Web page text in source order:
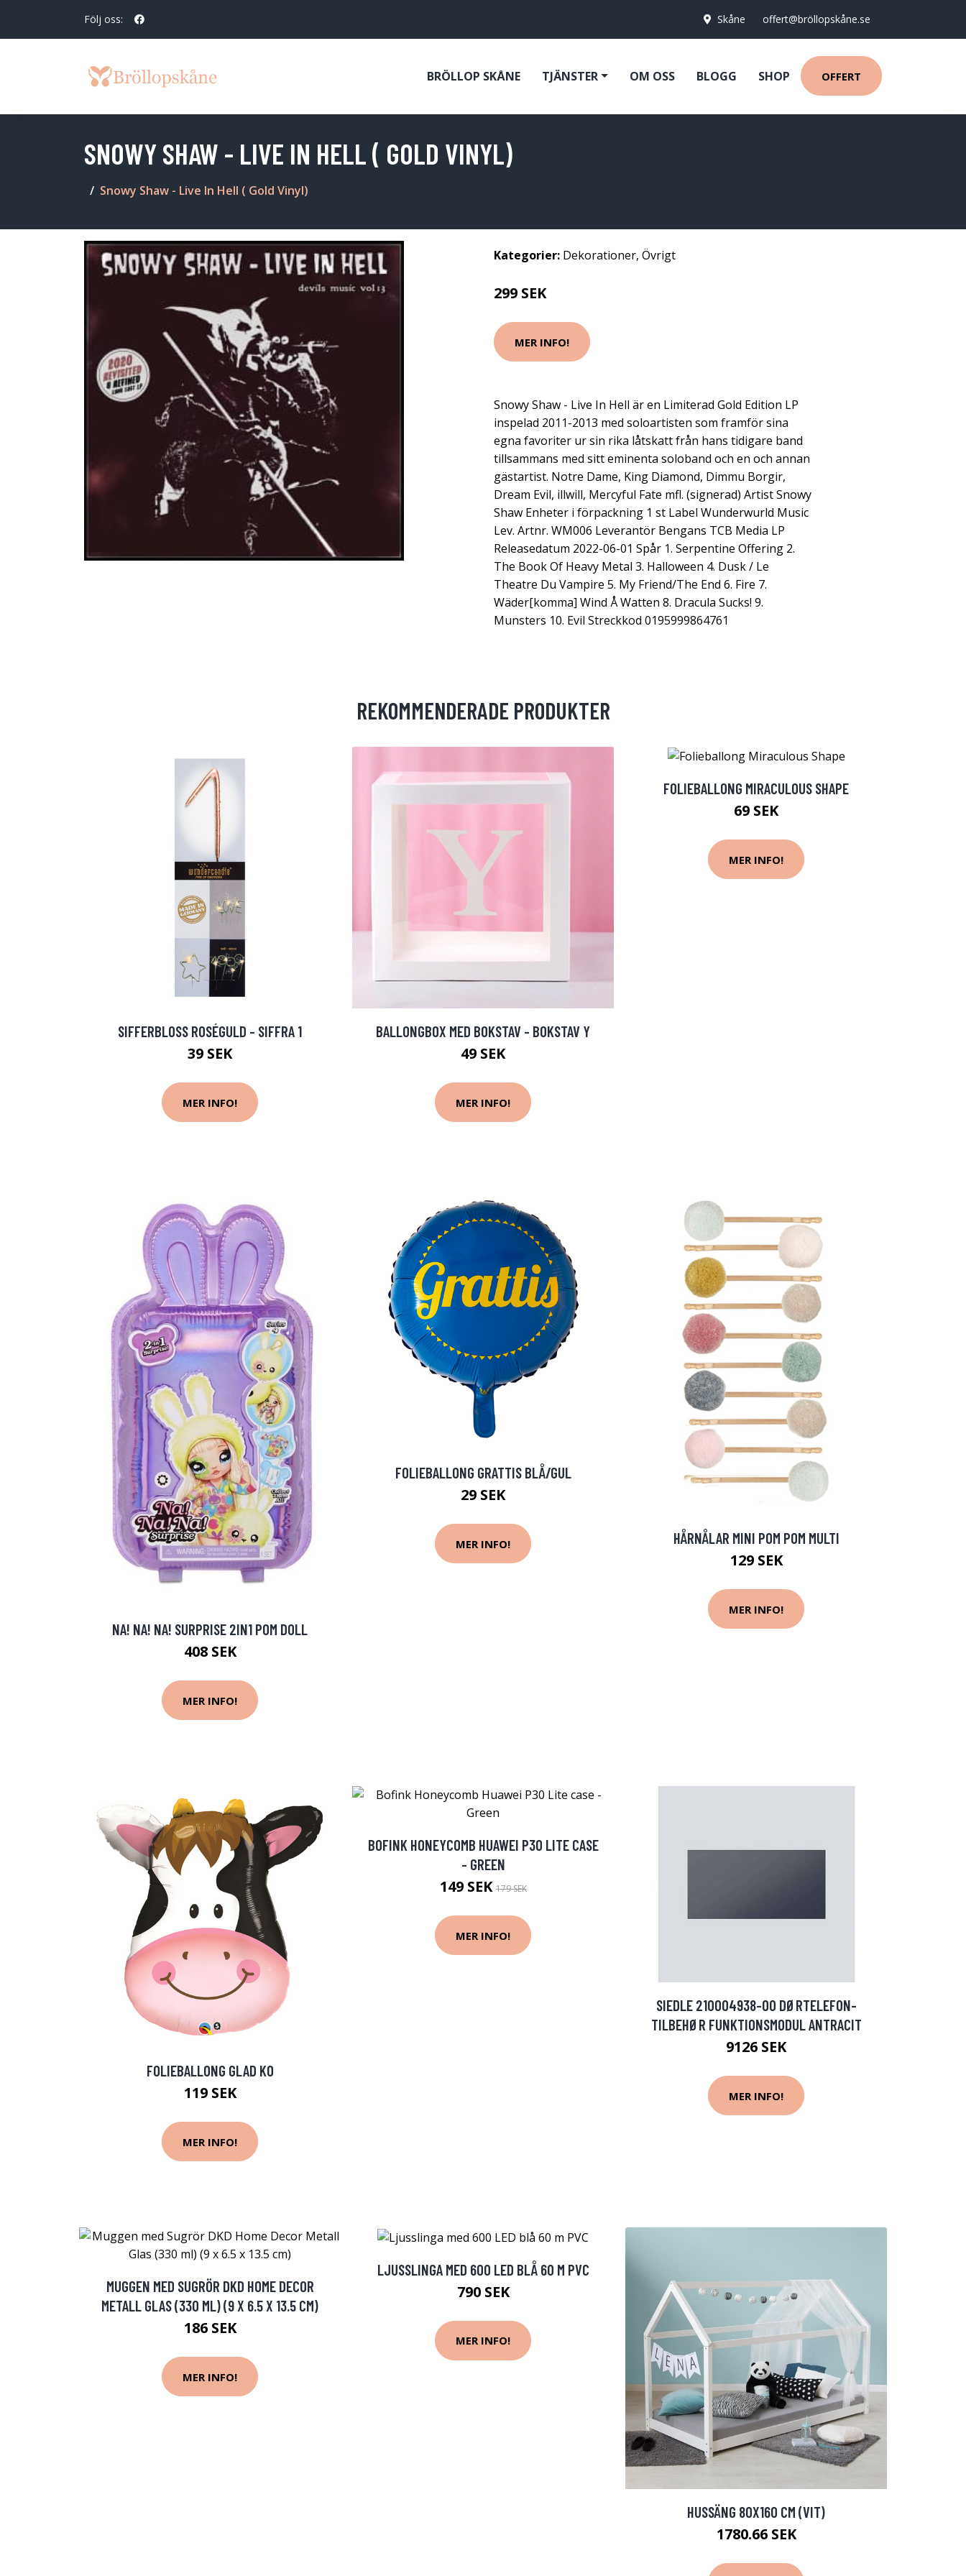
Följ oss: Skåne offert@bröllopskåne.se
BRÖLLOP SKÅNE TJÄNSTER OM OSS BLOGG SHOP OFFERT
SNOWY SHAW - LIVE IN HELL ( GOLD VINYL)
Snowy Shaw - Live In Hell ( Gold Vinyl)
Kategorier: Dekorationer, Övrigt
299 SEK
MER INFO!
Snowy Shaw - Live In Hell är en Limiterad Gold Edition LP
inspelad 2011-2013 med soloartisten som framför sina
egna favoriter ur sin rika låtskatt från hans tidigare band
tillsammans med sitt eminenta soloband och en och annan
gästartist. Notre Dame, King Diamond, Dimmu Borgir,
Dream Evil, illwill, Mercyful Fate mfl. (signerad) Artist Snowy
Shaw Enheter i förpackning 1 st Label Wunderwurld Music
Lev. Artnr. WM006 Leverantör Bengans TCB Media LP
Releasedatum 2022-06-01 Spår 1. Serpentine Offering 2.
The Book Of Heavy Metal 3. Halloween 4. Dusk / Le
Theatre Du Vampire 5. My Friend/The End 6. Fire 7.
Wäder[komma] Wind Å Watten 8. Dracula Sucks! 9.
Munsters 10. Evil Streckkod 0195999864761
REKOMMENDERADE PRODUKTER
SIFFERBLOSS ROSÉGULD - SIFFRA 1
39 SEK
MER INFO!
BALLONGBOX MED BOKSTAV - BOKSTAV Y
49 SEK
MER INFO!
FOLIEBALLONG MIRACULOUS SHAPE
69 SEK
MER INFO!
NA! NA! NA! SURPRISE 2IN1 POM DOLL
408 SEK
MER INFO!
FOLIEBALLONG GRATTIS BLÅ/GUL
29 SEK
MER INFO! HÅRNÅLAR MINI POM POM MULTI
129 SEK
MER INFO!
FOLIEBALLONG GLAD KO
119 SEK
MER INFO!
BOFINK HONEYCOMB HUAWEI P30 LITE CASE
- GREEN
149 SEK179 SEK
MER INFO!
SIEDLE 210004938-00 DØRTELEFON-
TILBEHØR FUNKTIONSMODUL ANTRACIT
9126 SEK
MER INFO!
MUGGEN MED SUGRÖR DKD HOME DECOR
METALL GLAS (330 ML) (9 X 6.5 X 13.5 CM)
186 SEK
MER INFO!
LJUSSLINGA MED 600 LED BLÅ 60 M PVC
790 SEK
MER INFO!
HUSSÄNG 80X160 CM (VIT)
1780.66 SEK